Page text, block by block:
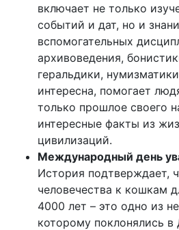
включает не только
событий и дат, но и
вспомогательных
архивоведения,
геральдики,
интересна, помогает
только прошлое своего
интересные факты из
цивилизаций.
Международный день
История подтверждает,
человечества к кошкам
4000 лет – это одно из
которому поклонялись в